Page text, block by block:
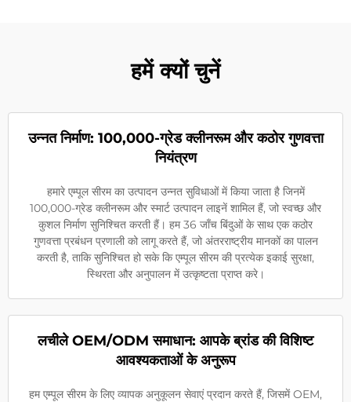
हमें क्यों चुनें
उन्नत निर्माण: 100,000-ग्रेड क्लीनरूम और कठोर गुणवत्ता
नियंत्रण
हमारे एम्पूल सीरम का उत्पादन उन्नत सुविधाओं में किया जाता है जिनमें
100,000-ग्रेड क्लीनरूम और स्मार्ट उत्पादन लाइनें शामिल हैं, जो स्वच्छ और
कुशल निर्माण सुनिश्चित करती हैं। हम 36 जाँच बिंदुओं के साथ एक कठोर
गुणवत्ता प्रबंधन प्रणाली को लागू करते हैं, जो अंतरराष्ट्रीय मानकों का पालन
करती है, ताकि सुनिश्चित हो सके कि एम्पूल सीरम की प्रत्येक इकाई सुरक्षा,
स्थिरता और अनुपालन में उत्कृष्टता प्राप्त करे।
लचीले OEM/ODM समाधान: आपके ब्रांड की विशिष्ट
आवश्यकताओं के अनुरूप
हम एम्पूल सीरम के लिए व्यापक अनुकूलन सेवाएं प्रदान करते हैं, जिसमें OEM,